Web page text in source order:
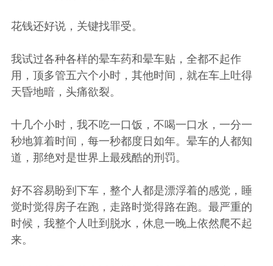
花钱还好说，关键找罪受。
我试过各种各样的晕车药和晕车贴，全都不起作
用，顶多管五六个小时，其他时间，就在车上吐得
天昏地暗，头痛欲裂。
十几个小时，我不吃一口饭，不喝一口水，一分一
秒地算着时间，每一秒都度日如年。晕车的人都知
道，那绝对是世界上最残酷的刑罚。
好不容易盼到下车，整个人都是漂浮着的感觉，睡
觉时觉得房子在跑，走路时觉得路在跑。最严重的
时候，我整个人吐到脱水，休息一晚上依然爬不起
来。